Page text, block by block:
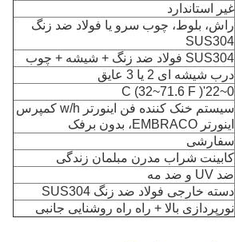
غیر استاندارد
راش، بلوط، چوب سرو یا فولاد ضد زنگ
SUS304
SUS304 فولاد ضد زنگ + شیشه + چوب
درب شیشه ای 2 یا 3 عایق
0~22'C (32~71.6 F )
سیستم خنک کننده فن اینورتر w/h کمپرس
اینورتر EMBRACO، بدون برفک
سفارشی
کابینت شراب مدرن مبلمان زندگی
ضد UV و ضد مه
دسته خارجی فولاد ضد زنگ SUS304
نورپردازی بالا + راه راه روشنایی جانبی